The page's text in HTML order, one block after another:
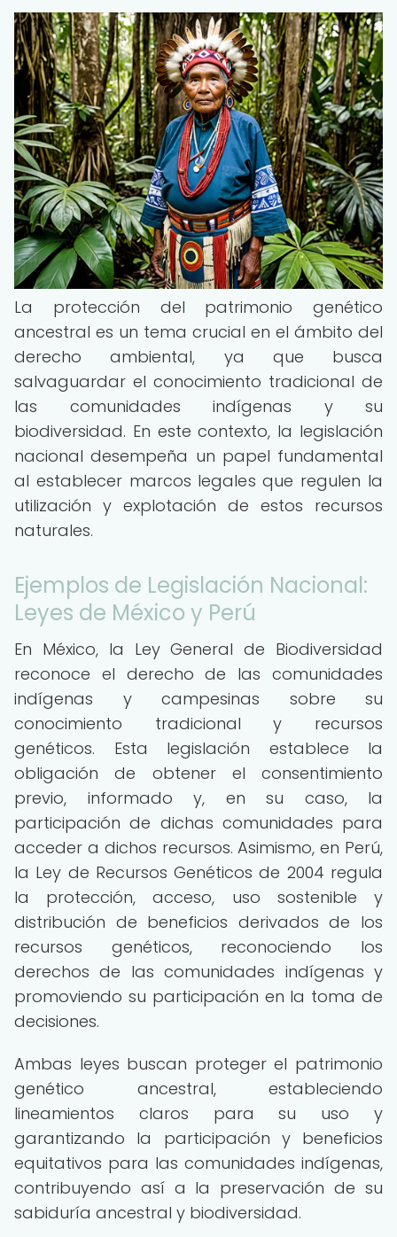
La protección del patrimonio genético
ancestral es un tema crucial en el ámbito del
derecho ambiental, ya que busca
salvaguardar el conocimiento tradicional de
las comunidades indígenas y su
biodiversidad. En este contexto, la legislación
nacional desempeña un papel fundamental
al establecer marcos legales que regulen la
utilización y explotación de estos recursos
naturales.
Ejemplos de Legislación Nacional:
Leyes de México y Perú
En México, la Ley General de Biodiversidad
reconoce el derecho de las comunidades
indígenas y campesinas sobre su
conocimiento tradicional y recursos
genéticos. Esta legislación establece la
obligación de obtener el consentimiento
previo, informado y, en su caso, la
participación de dichas comunidades para
acceder a dichos recursos. Asimismo, en Perú,
la Ley de Recursos Genéticos de 2004 regula
la protección, acceso, uso sostenible y
distribución de beneficios derivados de los
recursos genéticos, reconociendo los
derechos de las comunidades indígenas y
promoviendo su participación en la toma de
decisiones.
Ambas leyes buscan proteger el patrimonio
genético ancestral, estableciendo
lineamientos claros para su uso y
garantizando la participación y beneficios
equitativos para las comunidades indígenas,
contribuyendo así a la preservación de su
sabiduría ancestral y biodiversidad.